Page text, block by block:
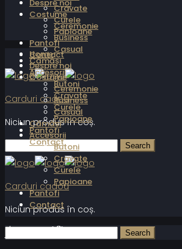
Cravate
Curele
Papioane
Pantofi
Contact
Carduri cadou
Niciun produs în coș.
Despre noi
Costume
Ceremonie
Business
Casual
Cămăși
Accesorii
Butoni
Cravate
Curele
Papioane
Pantofi
Contact
Carduri cadou
Niciun produs în coș.
Home
Despre noi
Costume
Ceremonie
Business
Casual
Cămăși
Accesorii
Butoni
Cravate
Curele
Papioane
Pantofi
Contact
Autentificare